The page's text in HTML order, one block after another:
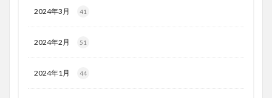
2024年3月 41
2024年2月 51
2024年1月 44